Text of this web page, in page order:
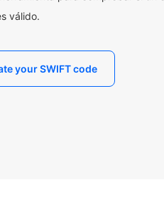
válido.
your SWIFT code